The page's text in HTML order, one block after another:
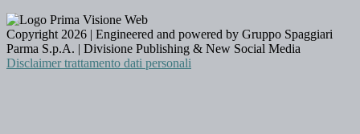
Copyright 2026 | Engineered and powered by Gruppo Spaggiari
Parma S.p.A. | Divisione Publishing & New Social Media
Disclaimer trattamento dati personali